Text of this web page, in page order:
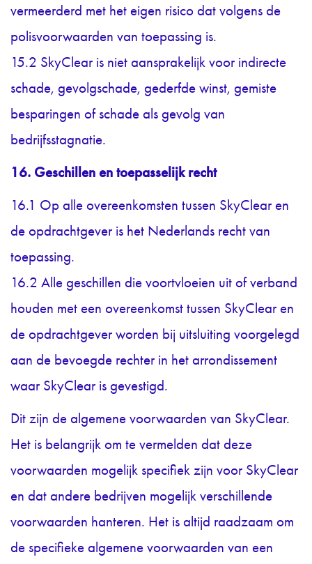
vermeerderd met het eigen risico dat volgens de
polisvoorwaarden van toepassing is.
15.2 SkyClear is niet aansprakelijk voor indirecte
schade, gevolgschade, gederfde winst, gemiste
besparingen of schade als gevolg van
bedrijfsstagnatie.
16. Geschillen en toepasselijk recht
16.1 Op alle overeenkomsten tussen SkyClear en
de opdrachtgever is het Nederlands recht van
toepassing.
16.2 Alle geschillen die voortvloeien uit of verband
houden met een overeenkomst tussen SkyClear en
de opdrachtgever worden bij uitsluiting voorgelegd
aan de bevoegde rechter in het arrondissement
waar SkyClear is gevestigd.
Dit zijn de algemene voorwaarden van SkyClear.
Het is belangrijk om te vermelden dat deze
voorwaarden mogelijk specifiek zijn voor SkyClear
en dat andere bedrijven mogelijk verschillende
voorwaarden hanteren. Het is altijd raadzaam om
de specifieke algemene voorwaarden van een